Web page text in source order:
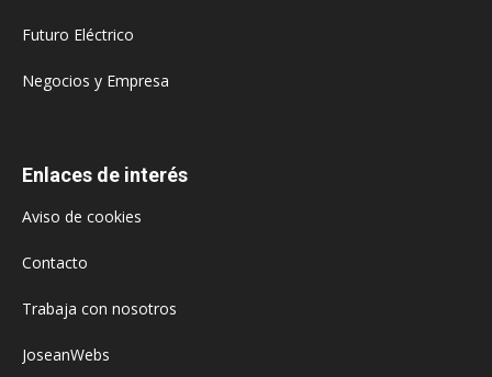
Futuro Eléctrico
Negocios y Empresa
Enlaces de interés
Aviso de cookies
Contacto
Trabaja con nosotros
JoseanWebs